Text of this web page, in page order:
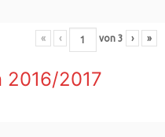
« ‹ von 3 › »
2016/2017